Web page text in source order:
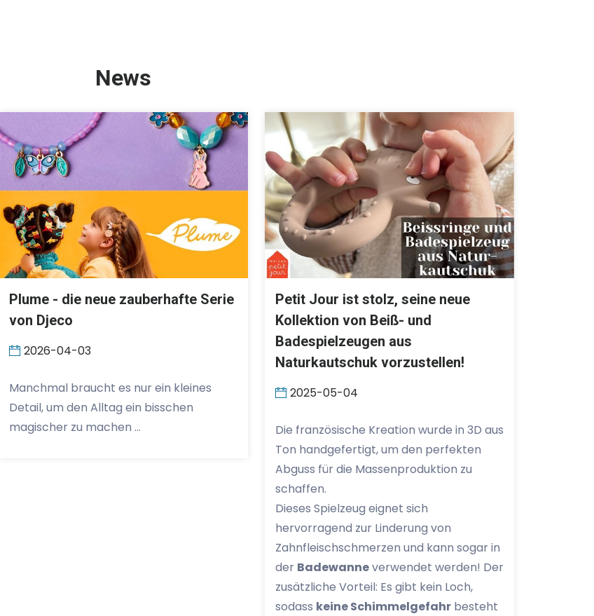
News
Plume - die neue zauberhafte Serie
von Djeco
2026-04-03
Manchmal braucht es nur ein kleines
Detail, um den Alltag ein bisschen
magischer zu machen …
Petit Jour ist stolz, seine neue
Kollektion von Beiß- und
Badespielzeugen aus
Naturkautschuk vorzustellen!
2025-05-04
Die französische Kreation wurde in 3D aus
Ton handgefertigt, um den perfekten
Abguss für die Massenproduktion zu
schaffen.
Dieses Spielzeug eignet sich
hervorragend zur Linderung von
Zahnfleischschmerzen und kann sogar in
der Badewanneverwendet werden! Der
zusätzliche Vorteil: Es gibt kein Loch,
sodass keine Schimmelgefahr besteht